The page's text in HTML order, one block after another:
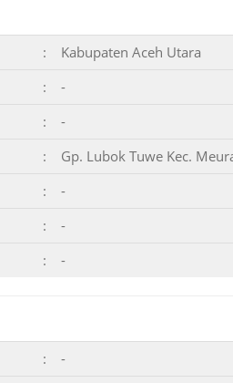
:
Kabupaten Aceh Utara
:
-
:
-
:
Gp. Lubok Tuwe Kec.
:
-
:
-
: -
:
-